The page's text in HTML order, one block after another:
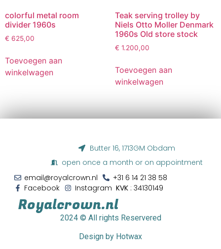
colorful metal room
divider 1960s
€ 625,00
Toevoegen aan
winkelwagen
Teak serving trolley by
Niels Otto Moller Denmark
1960s Old store stock
€ 1.200,00
Toevoegen aan
winkelwagen
Butter 16, 1713GM Obdam
open once a month or on appointment
email@royalcrown.nl
+31 6 14 21 38 58‬
Facebook
Instagram KVK: 34130149
Royalcrown.nl
2024 © All rights Reservered
Design by Hotwax